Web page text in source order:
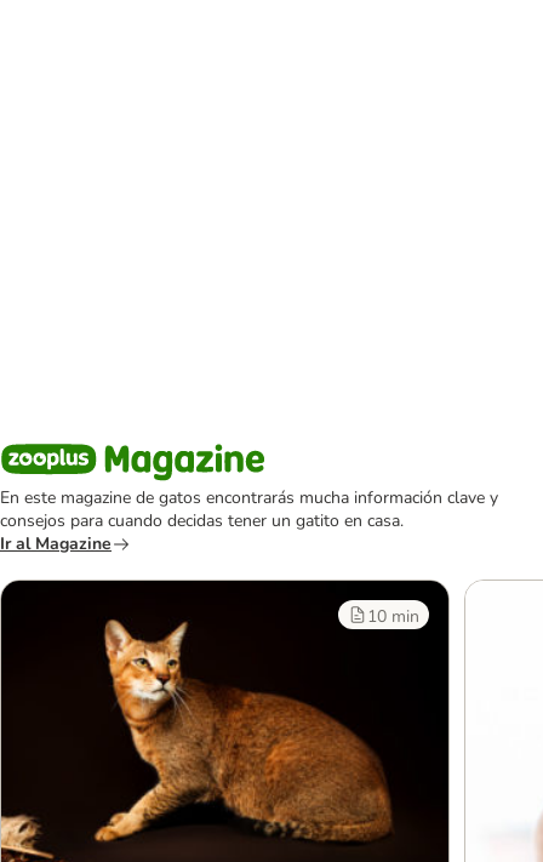
En este magazine de gatos encontrarás mucha información clave y
consejos para cuando decidas tener un gatito en casa.
Ir al Magazine
10 min